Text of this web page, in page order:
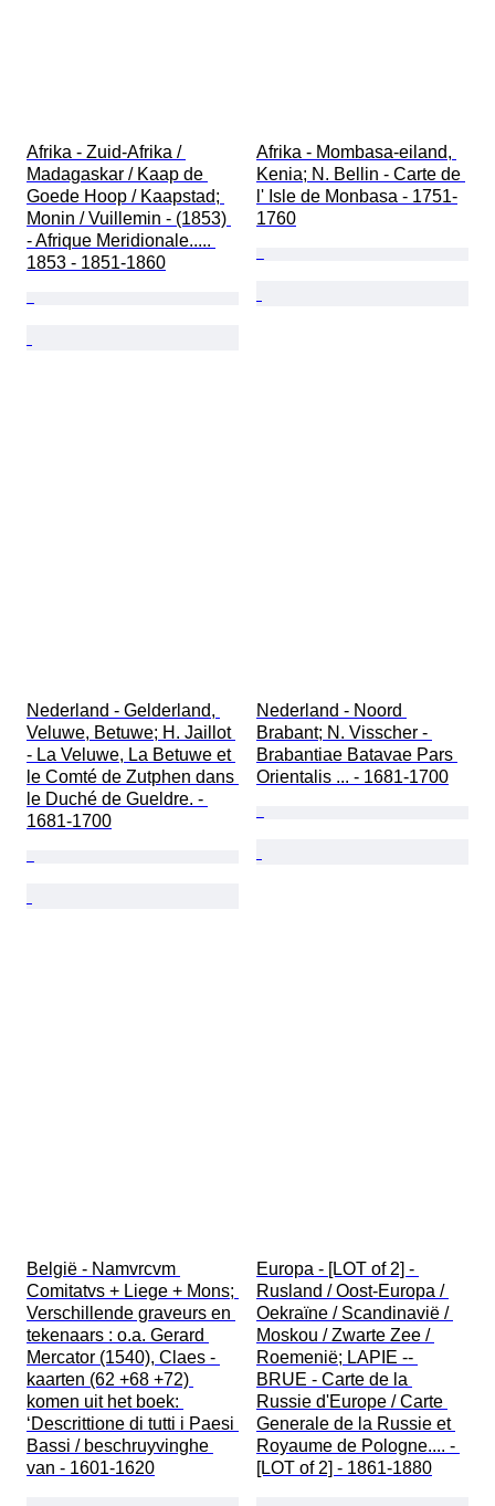
Afrika - Zuid-Afrika /
Madagaskar / Kaap de
Goede Hoop / Kaapstad;
Monin / Vuillemin - (1853)
- Afrique Meridionale.....
1853 - 1851-1860
Afrika - Mombasa-eiland,
Kenia; N. Bellin - Carte de
l' Isle de Monbasa - 1751-
1760
Nederland - Gelderland,
Veluwe, Betuwe; H. Jaillot
- La Veluwe, La Betuwe et
le Comté de Zutphen dans
le Duché de Gueldre. -
1681-1700
Nederland - Noord
Brabant; N. Visscher -
Brabantiae Batavae Pars
Orientalis ... - 1681-1700
België - Namvrcvm
Comitatvs + Liege + Mons;
Verschillende graveurs en
tekenaars : o.a. Gerard
Mercator (1540), Claes -
kaarten (62 +68 +72)
komen uit het boek:
‘Descrittione di tutti i Paesi
Bassi / beschruyvinghe
van - 1601-1620
Europa - [LOT of 2] -
Rusland / Oost-Europa /
Oekraïne / Scandinavië /
Moskou / Zwarte Zee /
Roemenië; LAPIE --
BRUE - Carte de la
Russie d'Europe / Carte
Generale de la Russie et
Royaume de Pologne.... -
[LOT of 2] - 1861-1880